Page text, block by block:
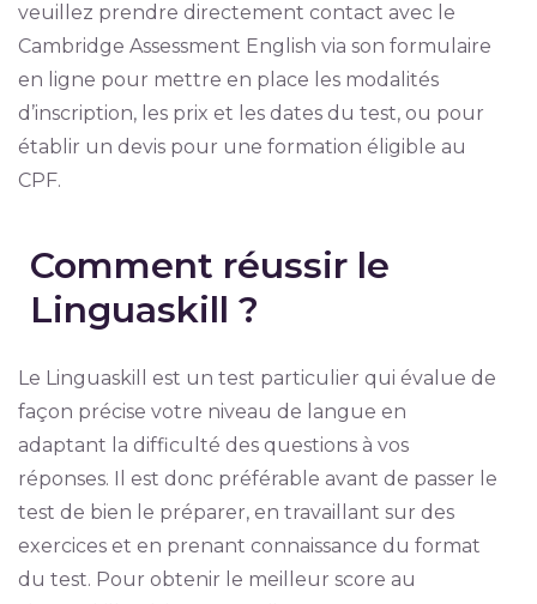
veuillez prendre directement contact avec le
Cambridge Assessment English via son formulaire
en ligne pour mettre en place les modalités
d’inscription, les prix et les dates du test, ou pour
établir un devis pour une formation éligible au
CPF.
Comment réussir le
Linguaskill ?
Le Linguaskill est un test particulier qui évalue de
façon précise votre niveau de langue en
adaptant la difficulté des questions à vos
réponses. Il est donc préférable avant de passer le
test de bien le préparer, en travaillant sur des
exercices et en prenant connaissance du format
du test. Pour obtenir le meilleur score au